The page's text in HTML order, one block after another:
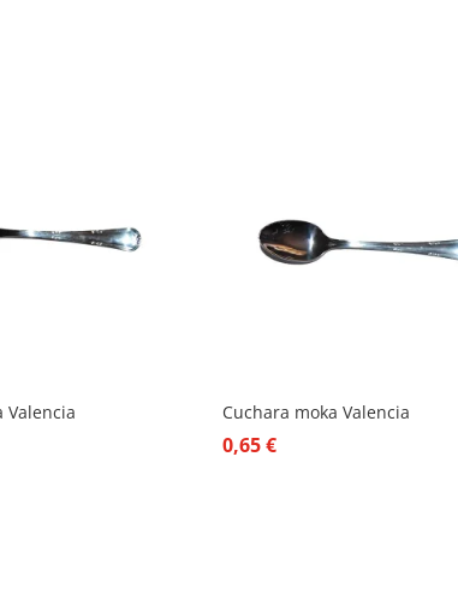
Valencia Cuchara moka Valencia
0,65€